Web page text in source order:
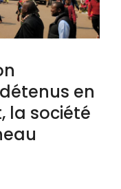
en
la société